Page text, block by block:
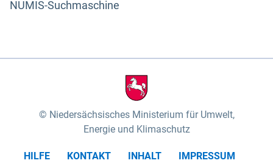
NUMIS-Suchmaschine
Niedersächsisches Ministerium für Umwelt,
Energie und Klimaschutz
HILFE KONTAKT INHALT
IMPRESSUM